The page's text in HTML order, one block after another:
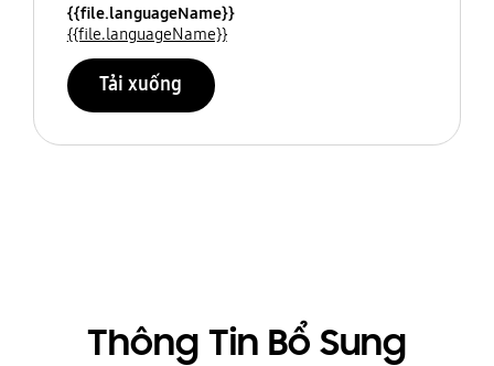
{{file.languageName}}
{{file.languageName}}
Tải xuống
Thông Tin Bổ Sung